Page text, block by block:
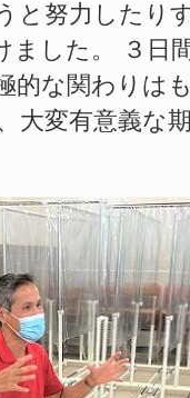
と努力したり
ました。 ３日
的な関わりは
大変有意義な